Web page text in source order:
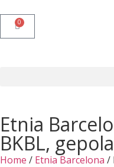
0
Etnia
BKBL,
Home / Etnia Barcelona /